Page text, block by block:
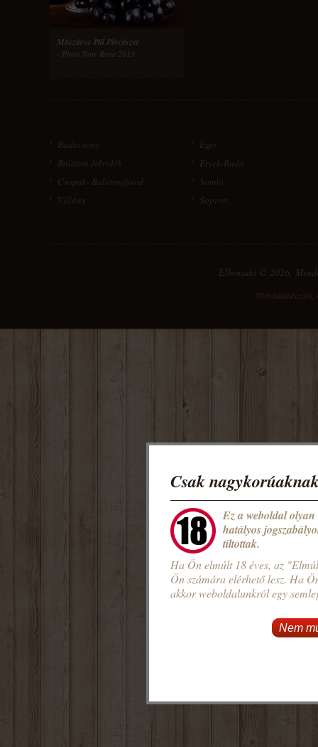
Mászáros Pál Pincészet
- Pinot Noir Rose 2013
Badacsony
Balaton-felvidék
Csopak- Balatonfüred
Villány
Eger
Etyek-Buda
Somló
Sopron
Elborádó © 2026,
Weboldalkészítés
Csak
Ez a weboldal
hatályos
tiltottak.
Ha Ön elmúlt 18 éves, az
Ön számára elérhető lesz. Ha
akkor weboldalunkról egy
Nem